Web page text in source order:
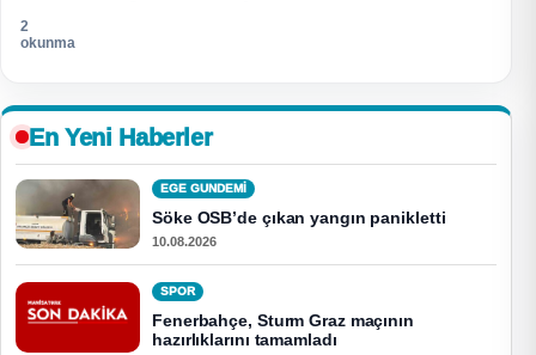
2
okunma
En Yeni Haberler
EGE GUNDEMİ
Söke OSB’de çıkan yangın panikletti
10.08.2026
SPOR
Fenerbahçe, Sturm Graz maçının
hazırlıklarını tamamladı